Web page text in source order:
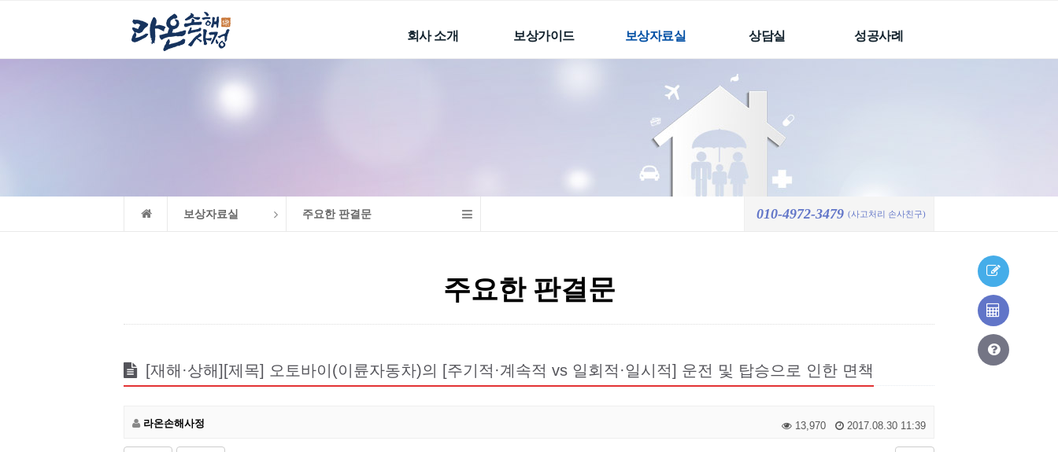
회사 소개 보상가이드 보상자료실
후유장해 및 개호비
생명,상해보험의 장해
분류표
주요한 판결문
상담실
처리결과
온라인상담요청
처리결과
자주하는 질문
성공사례
보상자료실 주요한 판결문 010-4972-3479 (사고처리 손사친구)
주요한 판결문
[재해·상해][제목] 오토바이(이륜자동차)의 [주기적·계속적 vs 일회적·일시적] 운전 및 탑승으로 인한 면책
라온손해사정 13,970 2017.08.30 11:39